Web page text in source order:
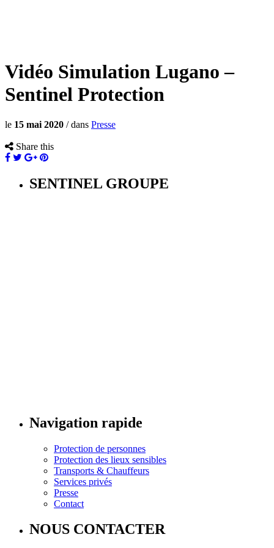
Vidéo Simulation Lugano –
Sentinel Protection
le 15 mai 2020 /dans Presse
Share this
SENTINEL GROUPE
Navigation rapide
Protection de personnes
Protection des lieux sensibles
Transports & Chauffeurs
Services privés
Presse
Contact
NOUS CONTACTER